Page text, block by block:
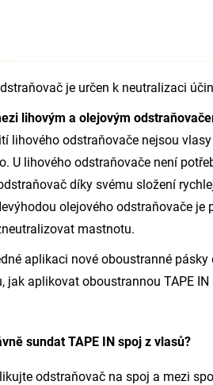
je určen k neutralizaci
lihovým a olejovým
lihového odstraňovače nejsou
U lihového odstraňovače není
díky svému složení
olejového odstraňovače
mastnotu.
aplikaci nové oboustranné
jak aplikovat oboustrannou TAPE IN
sundat TAPE IN spoj z vlasů?
odstraňovač na spoj a mezi